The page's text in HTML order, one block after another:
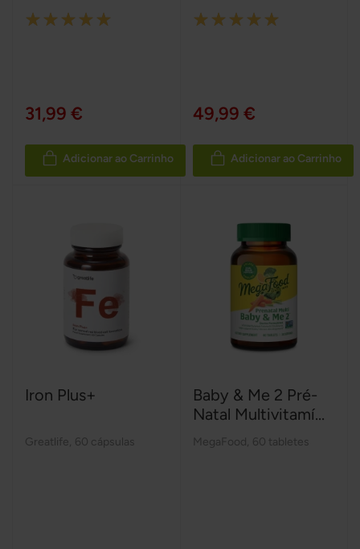
Rating:
31,99 €
Adicionar ao Carrinho
Rating:
49,99 €
Adicionar ao Carrinho
Iron Plus+
Greatlife 60 cápsulas
Baby & Me 2 Pré-
Natal Multivitamí...
MegaFood 60 tabletes